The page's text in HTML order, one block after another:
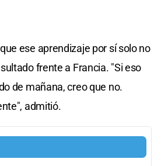
ese aprendizaje por sí solo no
frente a Francia. "Si eso
de mañana, creo que no.
admitió.